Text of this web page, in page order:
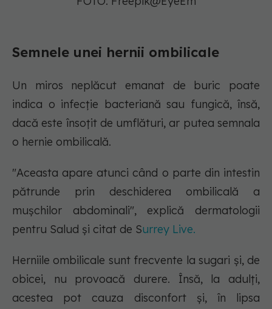
Semnele unei hernii ombilicale
Un miros neplăcut emanat de buric poate
indica o infecție bacteriană sau fungică, însă,
dacă este însoțit de umflături, ar putea semnala
o hernie ombilicală.
"Aceasta apare atunci când o parte din intestin
pătrunde prin deschiderea ombilicală a
mușchilor abdominali", explică dermatologii
pentru Salud și citat de Surrey Live.
Herniile ombilicale sunt frecvente la sugari și, de
obicei, nu provoacă durere. Însă, la adulți,
acestea pot cauza disconfort și, în lipsa